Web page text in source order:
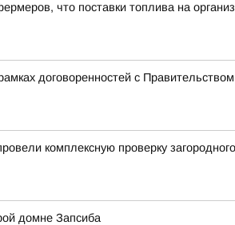
что поставки топлива на
договоренностей с
комплексную проверку
домне Запсиба